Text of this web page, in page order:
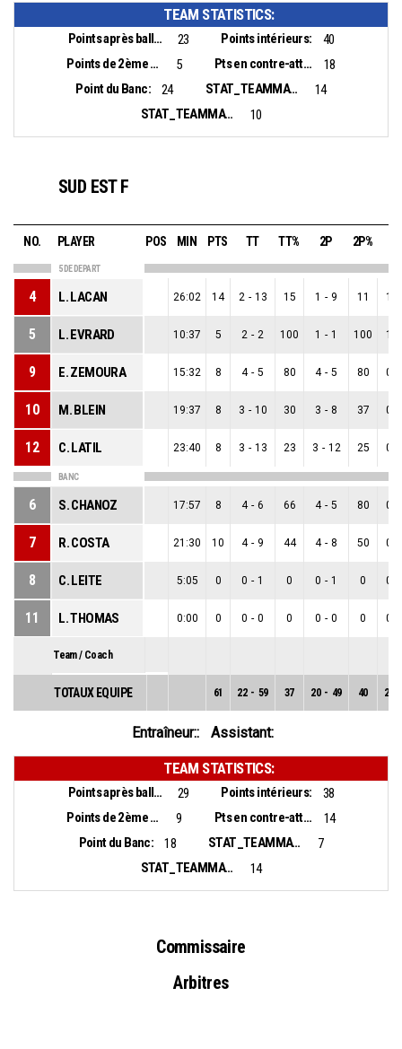
TEAM STATISTICS:
Points après balles perdues: 23 Points intérieurs:
40
Points de 2ème chance:
5 Pts en contre-attaque:
18
Point du Banc:
24 STAT_TEAMMATCH_BASKETBALL_sBiggestLead_NAME:
14
STAT_TEAMMATCH_BASKETBALL_sBiggestScoringRun_NAME:
10
SUD EST F
NO. PLAYER POS MIN PTS TT TT% 2P 2P%
5 DE DEPART
4 L. LACAN 26:02 14 2 - 13 15 1 - 9 11 1
5 L. EVRARD 10:37 5 2 - 2 100 1 - 1 100 1
9 E. ZEMOURA 15:32 8 4 - 5 80 4 - 5 80 0
10 M. BLEIN 19:37 8 3 - 10 30 3 - 8 37 0
12 C. LATIL 23:40 8 3 - 13 23 3 - 12 25 0
BANC
6 S. CHANOZ 17:57 8 4 - 6 66 4 - 5 80 0
7 R. COSTA 21:30 10 4 - 9 44 4 - 8 50 0
8 C. LEITE 5:05 0 0 - 1 0 0 - 1 0 0
11 L. THOMAS 0:00 0 0 - 0 0 0 - 0 0 0
Team / Coach
TOTAUX EQUIPE 61 22 - 59 37 20 - 49 40 2
Entraîneur:: Assistant:
TEAM STATISTICS:
Points après balles perdues: 29 Points intérieurs:
38
Points de 2ème chance:
9 Pts en contre-attaque:
14
Point du Banc:
18 STAT_TEAMMATCH_BASKETBALL_sBiggestLead_NAME:
7
STAT_TEAMMATCH_BASKETBALL_sBiggestScoringRun_NAME:
14
Commissaire
Arbitres